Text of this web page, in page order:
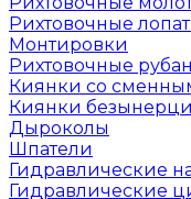
Рихтовочные
Монтировки
Рихтовочные
Киянки со
Киянки
Дыроколы
Шпатели
Гидравлические
Гидравлические